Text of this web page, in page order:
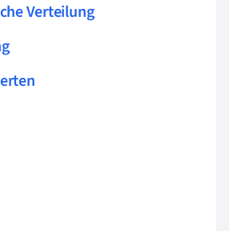
Verteilung